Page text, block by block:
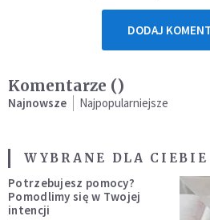
DODAJ
Komentarze ()
Najnowsze Najpopularniejsze
WYBRANE DLA CIEBIE
Potrzebujesz pomocy?
Pomodlimy się w Twojej
intencji